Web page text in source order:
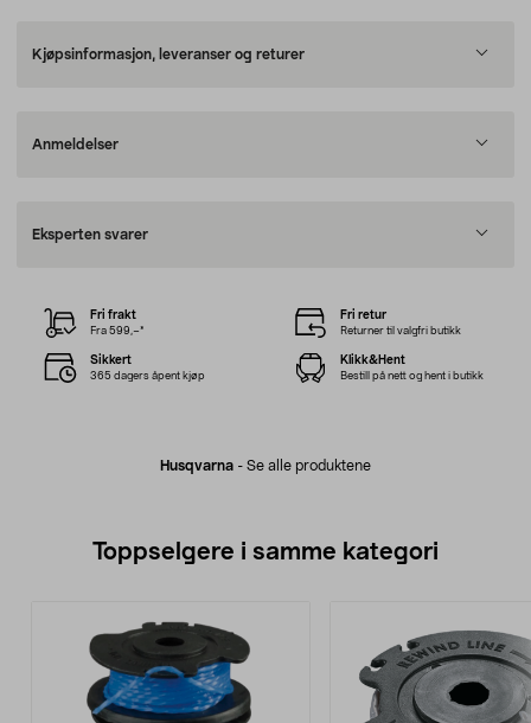
Kjøpsinformasjon, leveranser og returer
Anmeldelser
Eksperten svarer
Husqvarna - Se alle produktene
Fri frakt
Fra 599,–*
Fri retur
Returner til valgfri butikk
Sikkert
365 dagers åpent kjøp
Klikk&Hent
Bestill på nett og hent i butikk
Toppselgere i samme kategori